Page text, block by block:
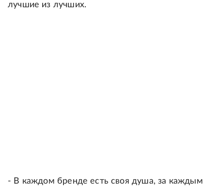
лучшие из лучших.
- В каждом бренде есть своя душа, за каждым